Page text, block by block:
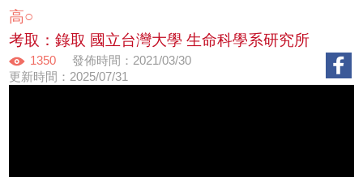
高○
考取：錄取 國立台灣大學 生命科學系研究所
1350
發佈時間：2021/03/30
更新時間：2025/07/31